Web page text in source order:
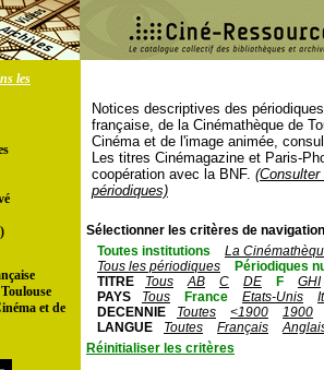
les
et de
Notices descriptives des
française, de la Cinémathèque de
Cinéma et de l'image animée,
Les titres Cinémagazine et Paris-
coopération avec la BNF.
périodiques)
Sélectionner les critères de
Toutes institutions
La
Tous les périodiques
Périodiques
TITRE
Tous AB C DE F
GHI
PAYS
Tous France Etats-Unis
DECENNIE
Toutes <1900
1900
LANGUE
Toutes Français
Réinitialiser les critères